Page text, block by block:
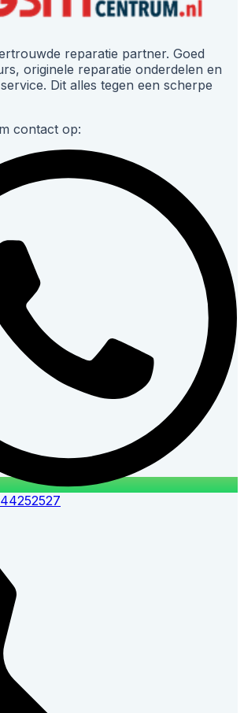
reparatie partner. Goed
originele reparatie onderdelen en
Dit alles tegen een scherpe
contact op: